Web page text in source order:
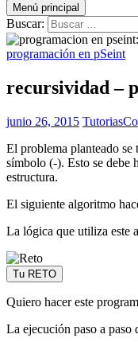
Menú principal
Buscar:
programación en pSeint
recursividad –
junio 26, 2015
El problema planteado
símbolo (-). Esto se debe
estructura.
El siguiente algoritmo
La lógica que utiliza este
Tu RETO
Quiero hacer este
La ejecución paso a paso